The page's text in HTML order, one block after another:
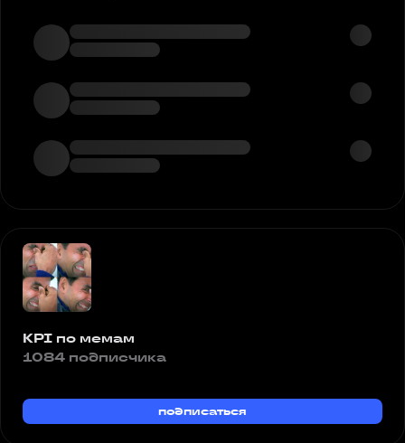
KPI по мемам
1084 подписчика
подписаться